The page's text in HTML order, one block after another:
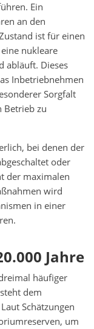
Ein
an den
ist für einen
nukleare
abläuft. Dieses
Inbetriebnehmen
Sorgfalt
Betrieb zu
bei denen der
oder
der maximalen
wird
in einer
Jahre
häufiger
dem
Schätzungen
um